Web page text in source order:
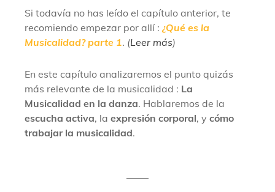
Si todavía no has leído el capítulo anterior, te
recomiendo empezar por allí : ¿Qué es la
Musicalidad? parte 1. (Leer más)
En este capítulo analizaremos el punto quizás
más relevante de la musicalidad : La
Musicalidad en la danza. Hablaremos de la
escucha activa, la expresión corporal, y cómo
trabajar la musicalidad.